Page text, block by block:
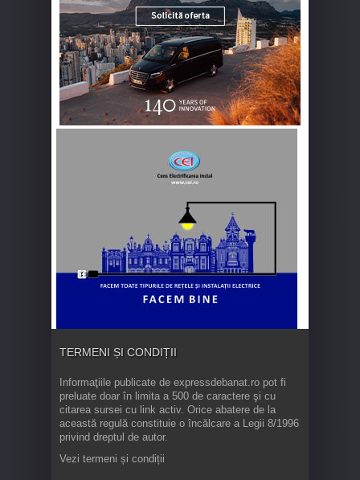
TERMENI ȘI CONDIȚII
Informaţiile publicate de expressdebanat.ro pot fi
preluate doar în limita a 500 de caractere şi cu
citarea sursei cu link activ. Orice abatere de la
această regulă constituie o încălcare a Legii 8/1996
privind dreptul de autor.
Vezi termeni și condiții